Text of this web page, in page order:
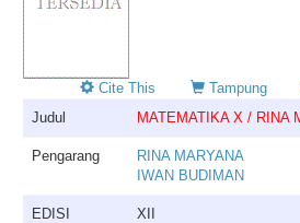
Cite This Tampung
Judul
MATEMATIKA X / RINA
Pengarang
RINA MARYANA
IWAN BUDIMAN
EDISI XII